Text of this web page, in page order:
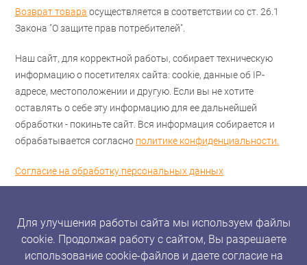
Возврат товара осуществляется в соответствии со ст. 26.1
Закона "О защите прав потребителей".
Наш сайт, для корректной работы, собирает техническую
информацию о посетителях сайта: cookie, данные об IP-
адресе, местоположении и другую. Если вы не хотите
оставлять о себе эту информацию для ее дальнейшей
обработки - покиньте сайт. Вся информация собирается и
обрабатывается согласно политике конфиденциальности.
Согласие на обработку персональных данных
Для улучшения работы сайта мы используем файлы
cookie. Продолжая работу с сайтом, Вы разрешаете
использование cookie-файлов и даете согласие на